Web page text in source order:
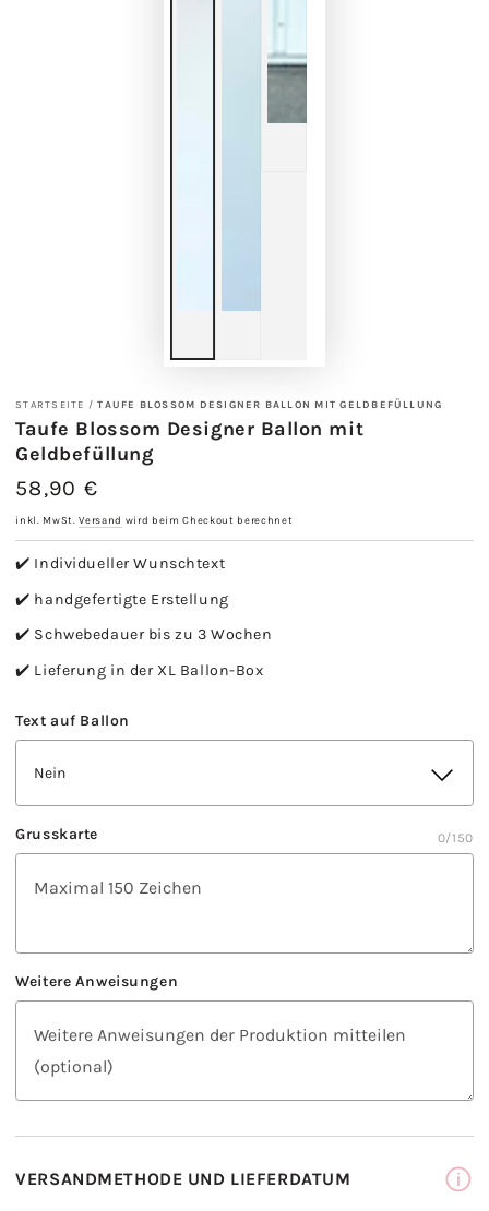
STARTSEITE / TAUFE BLOSSOM DESIGNER BALLON MIT GELDBEFÜLLUNG
Taufe Blossom Designer Ballon mit
Geldbefüllung
Regulärer
58,90 €
inkl. MwSt.Versand wird beim Checkout berechnet
✔️ Individueller Wunschtext
✔️ handgefertigte Erstellung
✔️ Schwebedauer bis zu 3 Wochen
✔️ Lieferung in der XL Ballon-Box